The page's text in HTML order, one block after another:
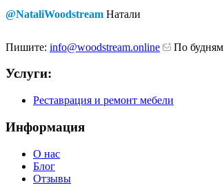
@NataliWoodstream Натали
Пишите: info@woodstream.online По будням
Услуги:
Реставрация и ремонт мебели
Информация
О нас
Блог
Отзывы